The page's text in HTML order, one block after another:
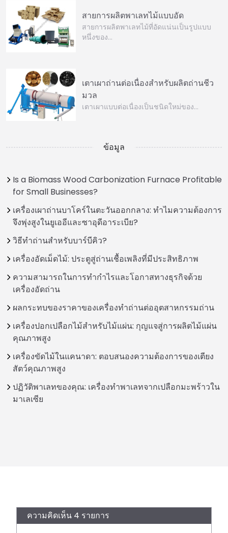
สายการผลิตพาเลทไม้แบบอัด
สายการผลิตพาเลทไม้ที่อัดแน่นเป็นรูปแบบ
หนึ่งของ…
เตาเผาถ่านต่อเนื่องสำหรับผลิตถ่านชีว
มวล
เตาเผาแบบต่อเนื่องเป็นชนิดใหม่ของ…
ข้อมูล
Is a Biomass Wood Carbonization Furnace Profitable
for Small Businesses?
เครื่องเผาถ่านบาโคร์ในตะวันออกกลาง: ทำไมความต้องการ
จึงพุ่งสูงในยูเออีและซาอุดีอาระเบีย?
วิธีทำถ่านสำหรับบาร์บีคิว?
เครื่องอัดเม็ดไม้: ประตูสู่ถ่านเชื้อเพลิงที่มีประสิทธิภาพ
ความสามารถในการทำกำไรและโอกาสทางธุรกิจด้วย
เครื่องอัดถ่าน
ผลกระทบของราคาของเครื่องทำถ่านต่ออุตสาหกรรมถ่าน
เครื่องปอกเปลือกไม้สำหรับไม้แผ่น: กุญแจสู่การผลิตไม้แผ่น
คุณภาพสูง
เครื่องขัดไม้ในแคนาดา: ตอบสนองความต้องการของเตียง
สัตว์คุณภาพสูง
ปฏิวัติพาเลทของคุณ: เครื่องทำพาเลทจากเปลือกมะพร้าวใน
มาเลเซีย
ความคิดเห็น 4 รายการ